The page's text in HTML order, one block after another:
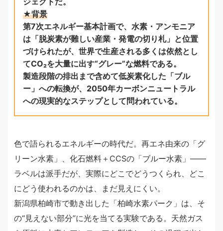
★背景
第7次エネルギー基本計画で、水素・アンモニア
は「脱炭素が難しい産業・発電の切り札」と位置
づけられたが、世界で生産される多くは依然とし
てCO₂を大量に出す“グレー”な燃料である。
製造段階の排出まで含めて低炭素化した「ブル
ー」への転換が、2050年カーボンニュートラル
への現実的なステップとして問われている。
色で語られるエネルギーの時代だ。再エネ由来の「グ
リーン水素」、化石燃料＋CCSの「ブルー水素」——
ラベルは派手だが、実際にどこでどうつくられ、どこ
にどう使われるのかは、まだ見えにくい。
新潟県柏崎市で動き出した「柏崎水素パーク」は、そ
の“見えない部分”に光を当てる実験である。天然ガス